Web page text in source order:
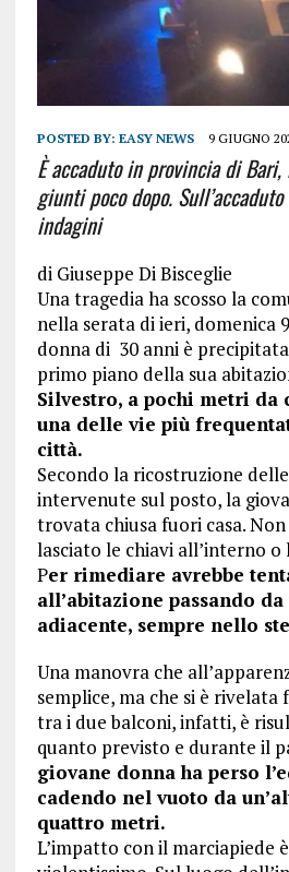
POSTED BY: EASY NEWS 9 GIUGNO
È accaduto in provincia di
giunti poco dopo.
indagini
di Giuseppe Di Bisceglie
Una tragedia ha scosso la
nella serata di ieri, domenica
donna di 30 anni è
primo piano della sua
Silvestro, a pochi metri da
una delle vie più
città.
Secondo la ricostruzione
intervenute sul posto, la
trovata chiusa fuori casa. Non
lasciato le chiavi all’interno o
Per rimediare avrebbe
all’abitazione passando
adiacente, sempre nello
Una manovra che
semplice, ma che si è rivelata
tra i due balconi, infatti, è
quanto previsto e durante il
giovane donna ha perso
cadendo nel vuoto da
quattro metri.
L’impatto con il marciapiede